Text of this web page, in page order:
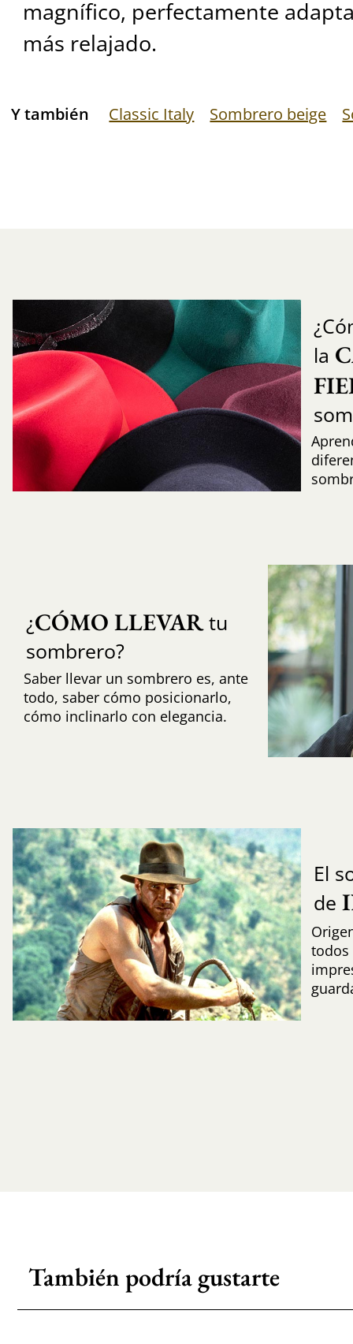
magnífico, perfectamente
más relajado.
Y también Classic Italy Sombrero beige
la
¿CÓMO LLEVARtu
sombrero?
Saber llevar un sombrero es, ante
todo, saber cómo posicionarlo,
cómo inclinarlo con elegancia.
El
de
todos
También podría gustarte